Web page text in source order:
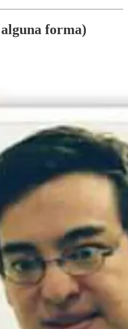
forma)